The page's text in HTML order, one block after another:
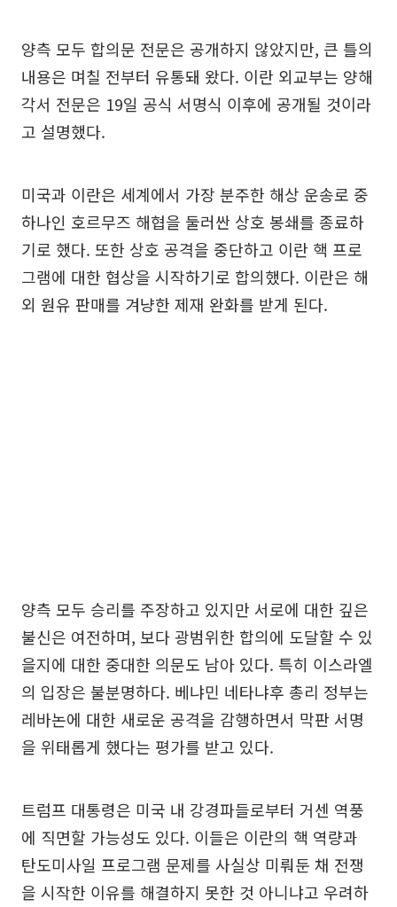
양측 모두 합의문 전문은 공개하지 않았지만, 큰 틀의
내용은 며칠 전부터 유통돼 왔다. 이란 외교부는 양해
각서 전문은 19일 공식 서명식 이후에 공개될 것이라
고 설명했다.
미국과 이란은 세계에서 가장 분주한 해상 운송로 중
하나인 호르무즈 해협을 둘러싼 상호 봉쇄를 종료하
기로 했다. 또한 상호 공격을 중단하고 이란 핵 프로
그램에 대한 협상을 시작하기로 합의했다. 이란은 해
외 원유 판매를 겨냥한 제재 완화를 받게 된다.
양측 모두 승리를 주장하고 있지만 서로에 대한 깊은
불신은 여전하며, 보다 광범위한 합의에 도달할 수 있
을지에 대한 중대한 의문도 남아 있다. 특히 이스라엘
의 입장은 불분명하다. 베냐민 네타냐후 총리 정부는
레바논에 대한 새로운 공격을 감행하면서 막판 서명
을 위태롭게 했다는 평가를 받고 있다.
트럼프 대통령은 미국 내 강경파들로부터 거센 역풍
에 직면할 가능성도 있다. 이들은 이란의 핵 역량과
탄도미사일 프로그램 문제를 사실상 미뤄둔 채 전쟁
을 시작한 이유를 해결하지 못한 것 아니냐고 우려하